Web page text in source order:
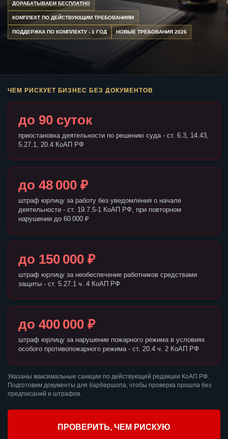
ДОРАБАТЫВАЕМ БЕСПЛАТНО
КОМПЛЕКТ ПО ДЕЙСТВУЮЩИМ ТРЕБОВАНИЯМ
ПОДДЕРЖКА ПО КОМПЛЕКТУ - 1 ГОД НОВЫЕ ТРЕБОВАНИЯ 2026
ЧЕМ РИСКУЕТ БИЗНЕС БЕЗ ДОКУМЕНТОВ
до 90 суток
приостановка деятельности по решению суда - ст. 6.3, 14.43,
5.27.1, 20.4 КоАП РФ
до 48 000 ₽
штраф юрлицу за работу без уведомления о начале
деятельности - ст. 19.7.5-1 КоАП РФ, при повторном
нарушении до 60 000 ₽
до 150 000 ₽
штраф юрлицу за необеспечение работников средствами
защиты - ст. 5.27.1 ч. 4 КоАП РФ
до 400 000 ₽
штраф юрлицу за нарушение пожарного режима в условиях
особого противопожарного режима - ст. 20.4 ч. 2 КоАП РФ
Указаны максимальные санкции по действующей редакции КоАП РФ.
Подготовим документы для барбершопа, чтобы проверка прошла без
предписаний и штрафов.
ПРОВЕРИТЬ, ЧЕМ РИСКУЮ